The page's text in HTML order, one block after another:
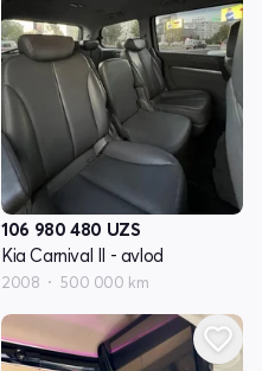
106 980 480 UZS
Kia Carnival II - avlod
2008 500 000 km